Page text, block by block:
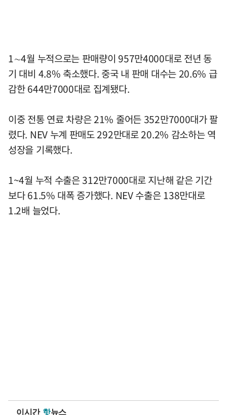
1∼4월 누적으로는 판매량이 957만4000대로 전년 동
기 대비 4.8% 축소했다. 중국 내 판매 대수는 20.6% 급
감한 644만7000대로 집계됐다.
이중 전통 연료 차량은 21% 줄어든 352만7000대가 팔
렸다. NEV 누계 판매도 292만대로 20.2% 감소하는 역
성장을 기록했다.
1~4월 누적 수출은 312만7000대로 지난해 같은 기간
보다 61.5% 대폭 증가했다. NEV 수출은 138만대로
1.2배 늘었다.
이시간 핫뉴스